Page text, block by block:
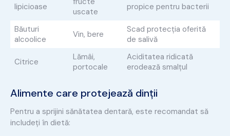
lipicioase
uscate
propice pentru bacterii
Băuturi
alcoolice
Vin, bere
Scad protecția oferită
de salivă
Citrice
Lămâi,
portocale
Aciditatea ridicată
erodează smalțul
Alimente care protejează dinții
Pentru a sprijini sănătatea dentară, este recomandat să
includeți în dietă: